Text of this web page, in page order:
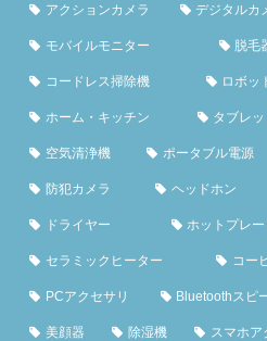
アクションカメラ デジタルカ
モバイルモニター 脱毛
コードレス掃除機 ロボッ
ホーム・キッチン タブレッ
空気清浄機 ポータブル電源
防犯カメラ ヘッドホン
ドライヤー ホットプレー
セラミックヒーター コー
PCアクセサリ Bluetoothスピ
美顔器 除湿機 スマホア